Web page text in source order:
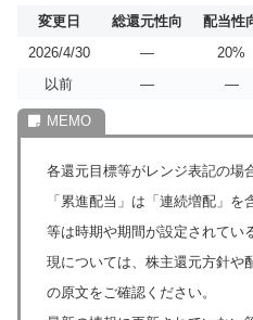
変更日 総還元性向 配当性
2026/4/30
― 20%
以前
― ―
各還元目標等がレンジ表記の場
「累進配当」は「連続増配」
等は時期や期間が設定されてい
現については、株主還元方針や
の原文をご確認ください。